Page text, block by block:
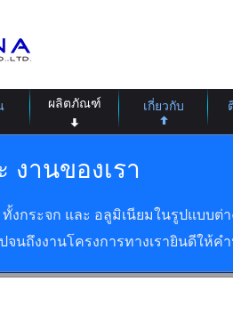
ผลิตภัณฑ์ เกี่ยวกับ
านของเรา
กระจก และ อลูมิเนียมในรูปแบบต่
จนถึงงานโครงการทางเรายินดีใ